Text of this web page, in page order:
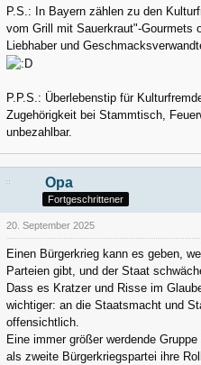
P.S.: In Bayern zählen zu den
vom Grill mit Sauerkraut"-Gourmets
Liebhaber und
P.P.S.: Überlebenstip für
Zugehörigkeit bei Stammtisch,
unbezahlbar.
Opa
Fortgeschrittener
20. September 2025
Einen Bürgerkrieg kann es geben,
Parteien gibt, und der Staat
Dass es Kratzer und Risse im
wichtiger: an die Staatsmacht und
offensichtlich.
Eine immer größer werdende
als zweite Bürgerkriegspartei ihre